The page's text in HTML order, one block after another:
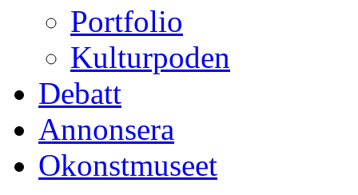
Portfolio
Kulturpoden
Debatt
Annonsera
Okonstmuseet